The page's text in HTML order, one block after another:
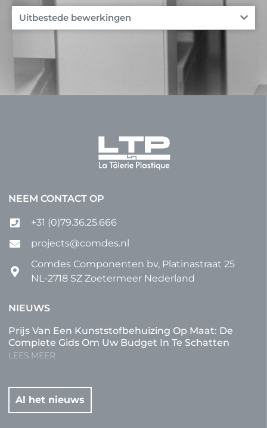
Uitbestede bewerkingen
NEEM CONTACT OP
+31 (0)79.36.25.666
projects@comdes.nl
Comdes Componenten bv, Platinastraat 25
NL-2718 SZ Zoetermeer Nederland
NIEUWS
Prijs Van Een Kunststofbehuizing Op Maat: De
Complete Gids Om Uw Budget In Te Schatten
LEES MEER
Al het nieuws